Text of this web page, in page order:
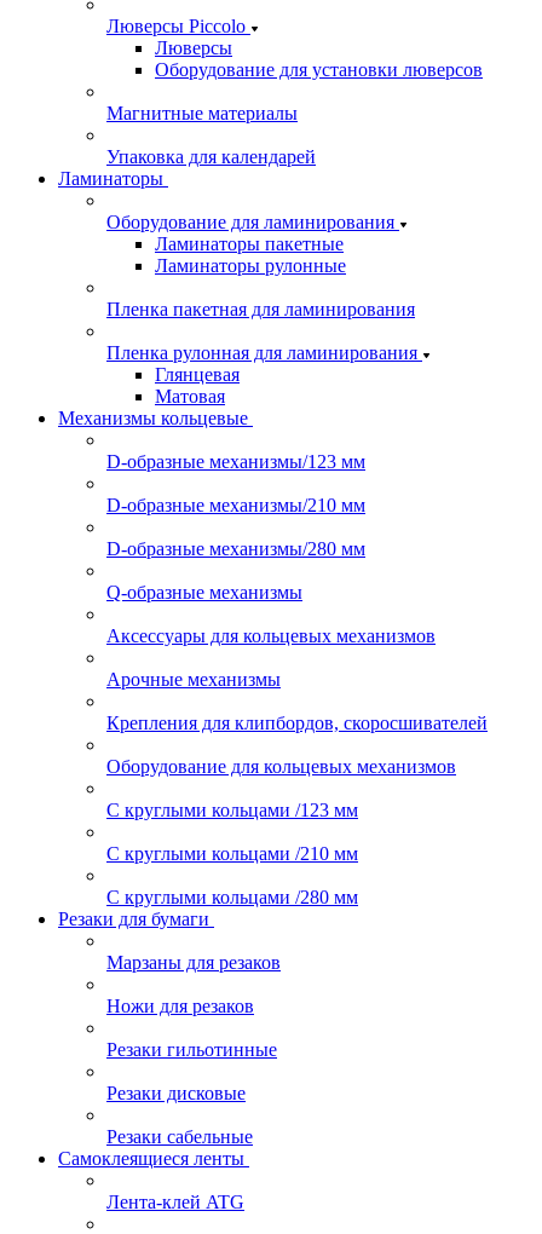
Люверсы Piccolo
Люверсы
Оборудование для установки люверсов
Магнитные материалы
Упаковка для календарей
Ламинаторы
Оборудование для ламинирования
Ламинаторы пакетные
Ламинаторы рулонные
Пленка пакетная для ламинирования
Пленка рулонная для ламинирования
Глянцевая
Матовая
Механизмы кольцевые
D-образные механизмы/123 мм
D-образные механизмы/210 мм
D-образные механизмы/280 мм
Q-образные механизмы
Аксессуары для кольцевых механизмов
Арочные механизмы
Крепления для клипбордов, скоросшивателей
Оборудование для кольцевых механизмов
С круглыми кольцами /123 мм
С круглыми кольцами /210 мм
С круглыми кольцами /280 мм
Резаки для бумаги
Марзаны для резаков
Ножи для резаков
Резаки гильотинные
Резаки дисковые
Резаки сабельные
Самоклеящиеся ленты
Лента-клей ATG